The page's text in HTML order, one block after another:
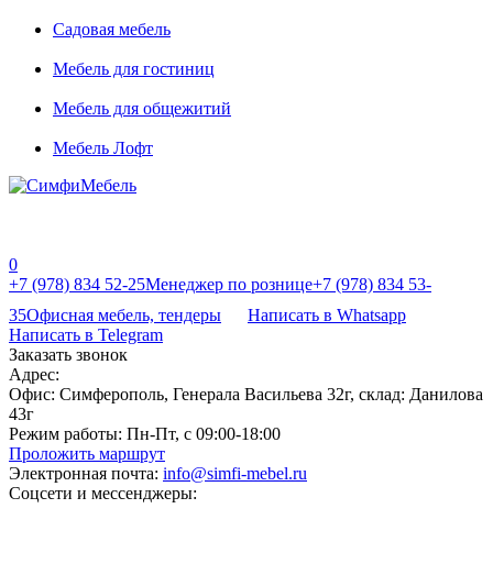
Садовая мебель
Мебель для гостиниц
Мебель для общежитий
Мебель Лофт
0
+7 (978) 834 52-25Менеджер по рознице+7 (978) 834 53-
35Офисная мебель, тендеры
Написать в Whatsapp
Написать в Telegram
Заказать звонок
Адрес:
Офис: Симферополь, Генерала Васильева 32г, склад: Данилова
43г
Режим работы: Пн-Пт, с 09:00-18:00
Проложить маршрут
Электронная почта: info@simfi-mebel.ru
Соцсети и мессенджеры: